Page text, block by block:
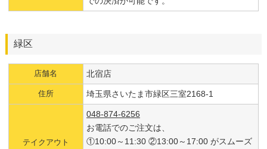
緑区
店舗名 北宿店
住所 埼玉県さいたま市緑区三室2168-1
テイクアウト
048-874-6256
お電話でのご注文は、
①10:00～11:30 ②13:00～17:00 がスムーズ